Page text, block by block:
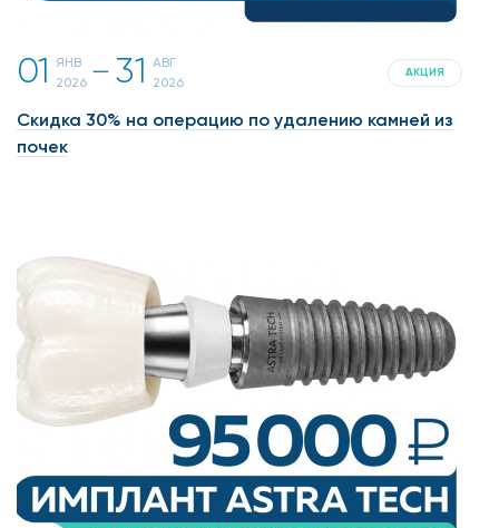
01
ЯНВ
2026 一 31 АВГ
2026
АКЦИЯ
Скидка 30% на операцию по удалению камней из
почек